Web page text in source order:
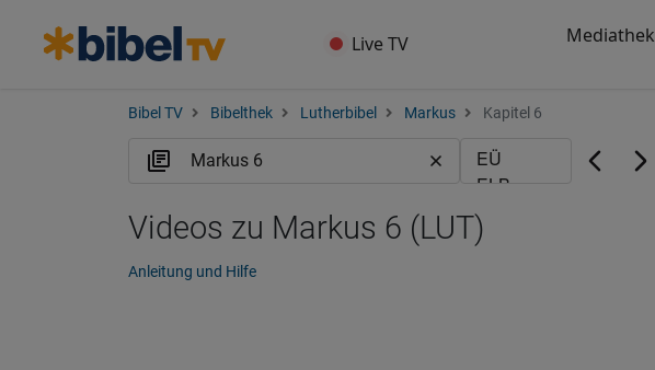
Live TV Mediathek
Bibel TV Bibelthek Lutherbibel Markus Kapitel 6
Videos zu Markus 6 (LUT)
Anleitung und Hilfe